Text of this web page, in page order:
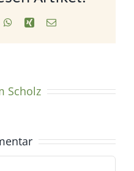
WhatsApp
Xing E-
Scholz